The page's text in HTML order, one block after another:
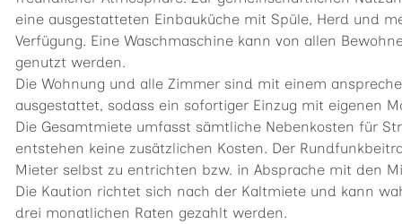
eine ausgestatteten Einbauküche mit Spüle, Herd und
Verfügung. Eine Waschmaschine kann von allen
genutzt werden.
Die Wohnung und alle Zimmer sind mit einem
ausgestattet, sodass ein sofortiger Einzug mit eigenen
Die Gesamtmiete umfasst sämtliche Nebenkosten für
entstehen keine zusätzlichen Kosten. Der
Mieter selbst zu entrichten bzw. in Absprache mit den
Die Kaution richtet sich nach der Kaltmiete und kann
drei monatlichen Raten gezahlt werden.